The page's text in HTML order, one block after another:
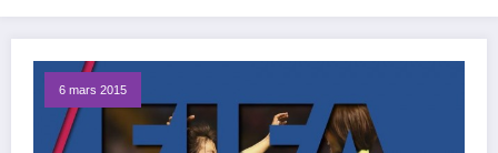
6 mars 2015